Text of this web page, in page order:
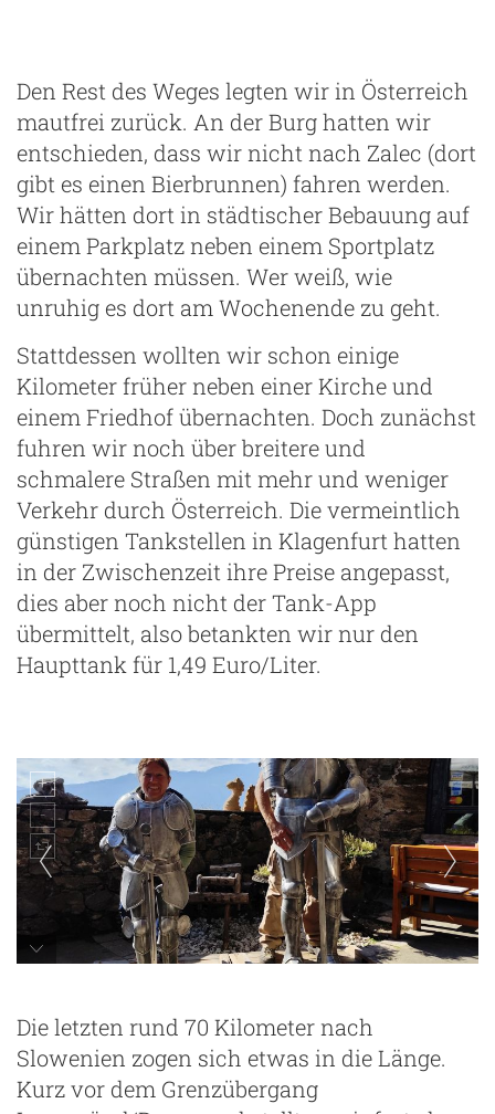
Den Rest des Weges legten wir in Österreich
mautfrei zurück. An der Burg hatten wir
entschieden, dass wir nicht nach Zalec (dort
gibt es einen Bierbrunnen) fahren werden.
Wir hätten dort in städtischer Bebauung auf
einem Parkplatz neben einem Sportplatz
übernachten müssen. Wer weiß, wie
unruhig es dort am Wochenende zu geht.
Stattdessen wollten wir schon einige
Kilometer früher neben einer Kirche und
einem Friedhof übernachten. Doch zunächst
fuhren wir noch über breitere und
schmalere Straßen mit mehr und weniger
Verkehr durch Österreich. Die vermeintlich
günstigen Tankstellen in Klagenfurt hatten
in der Zwischenzeit ihre Preise angepasst,
dies aber noch nicht der Tank-App
übermittelt, also betankten wir nur den
Haupttank für 1,49 Euro/Liter.
Die letzten rund 70 Kilometer nach
Slowenien zogen sich etwas in die Länge.
Kurz vor dem Grenzübergang